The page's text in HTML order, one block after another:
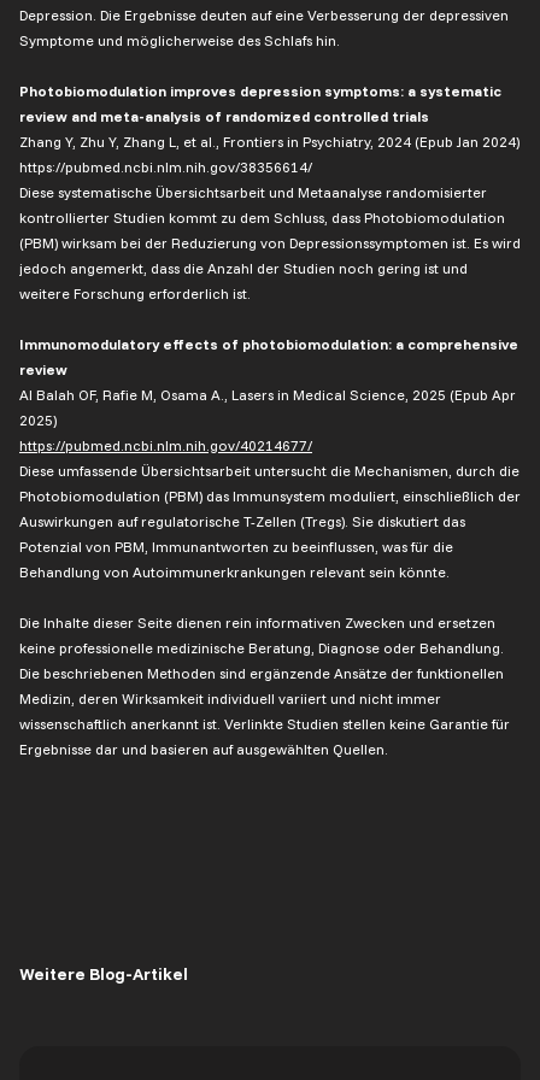
Depression. Die Ergebnisse deuten auf eine Verbesserung der depressiven
Symptome und möglicherweise des Schlafs hin.
Photobiomodulation improves depression symptoms: a systematic
review and meta-analysis of randomized controlled trials
Zhang Y, Zhu Y, Zhang L, et al., Frontiers in Psychiatry, 2024 (Epub Jan 2024)
https://pubmed.ncbi.nlm.nih.gov/38356614/
Diese systematische Übersichtsarbeit und Metaanalyse randomisierter
kontrollierter Studien kommt zu dem Schluss, dass Photobiomodulation
(PBM) wirksam bei der Reduzierung von Depressionssymptomen ist. Es wird
jedoch angemerkt, dass die Anzahl der Studien noch gering ist und
weitere Forschung erforderlich ist.
Immunomodulatory effects of photobiomodulation: a comprehensive
review
Al Balah OF, Rafie M, Osama A., Lasers in Medical Science, 2025 (Epub Apr
2025)
https://pubmed.ncbi.nlm.nih.gov/40214677/
Diese umfassende Übersichtsarbeit untersucht die Mechanismen, durch die
Photobiomodulation (PBM) das Immunsystem moduliert, einschließlich der
Auswirkungen auf regulatorische T-Zellen (Tregs). Sie diskutiert das
Potenzial von PBM, Immunantworten zu beeinflussen, was für die
Behandlung von Autoimmunerkrankungen relevant sein könnte.
Die Inhalte dieser Seite dienen rein informativen Zwecken und ersetzen
keine professionelle medizinische Beratung, Diagnose oder Behandlung.
Die beschriebenen Methoden sind ergänzende Ansätze der funktionellen
Medizin, deren Wirksamkeit individuell variiert und nicht immer
wissenschaftlich anerkannt ist. Verlinkte Studien stellen keine Garantie für
Ergebnisse dar und basieren auf ausgewählten Quellen.
Weitere Blog-Artikel